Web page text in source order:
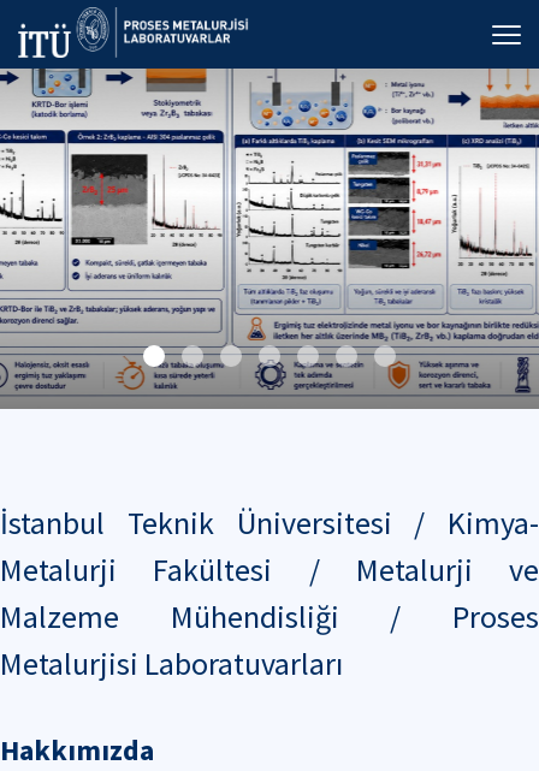
İstanbul Teknik Üniversitesi / Kimya-
Metalurji Fakültesi / Metalurji ve
Malzeme Mühendisliği / Proses
Metalurjisi Laboratuvarları
Hakkımızda